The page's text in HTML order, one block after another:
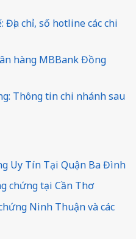
Địa chỉ, số hotline các chi
hàng MBBank Đồng
Thông tin chi nhánh sau
Uy Tín Tại Quận Ba Đình
chứng tại Cần Thơ
Ninh Thuận và các